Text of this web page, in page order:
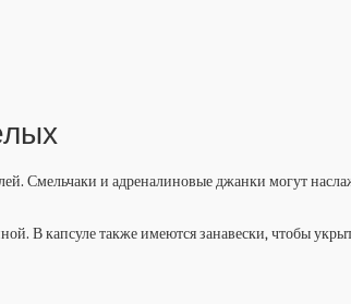
Смельчаки и адреналиновые джанки могут
В капсуле также имеются занавески, чтобы